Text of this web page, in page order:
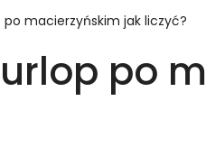
po macierzyńskim jak liczyć?
po